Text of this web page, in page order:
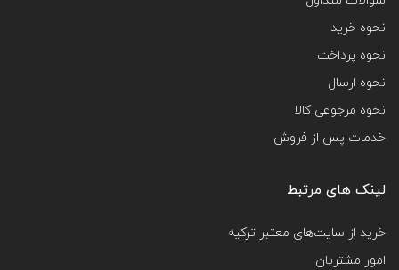
نحوه خرید
نحوه پرداخت
نحوه ارسال
نحوه مرجوعی کالا
خدمات پس از فروش
لینک های مرتبط
خرید از سایت‌های معتبر ترکیه
امور مشتریان